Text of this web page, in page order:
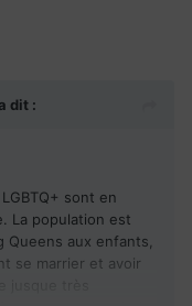
dit :
sont en
La population est
aux enfants,
se marrier et avoir